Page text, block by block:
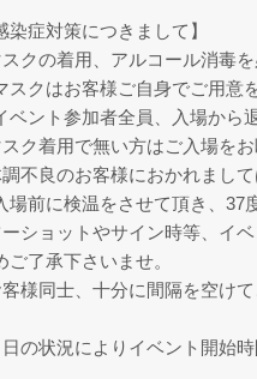
染症対策につきまして】
クの着用、アルコール消毒を
スクはお客様ご自身でご用意
ベント参加者全員、入場から
ク着用で無い方はご入場を
不良のお客様におかれまし
場前に検温をさせて頂き、37
ショットやサイン時等、イ
ご了承下さいませ。
様同士、十分に間隔を空け
の状況によりイベント開始